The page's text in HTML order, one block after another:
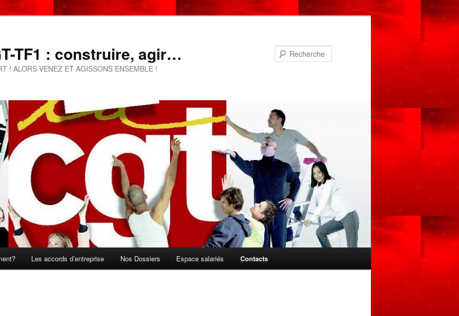
TF1 : construire, agir…
! ALORS VENEZ ET AGISSONS ENSEMBLE !
Les accords d’entreprise Nos Dossiers Espace salariés Contacts